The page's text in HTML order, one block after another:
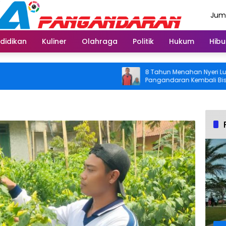
Kuliner Olahraga Politik Hukum
8 Tahun Menahan Nyeri Lutut,
Pangandaran Kembali Bisa
Usai Operasi Gratis Ditanggung